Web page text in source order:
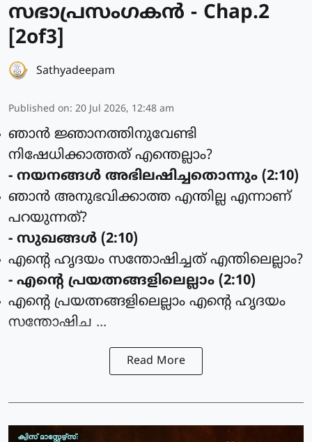
സഭാപ്രസംഗകൻ - Chap.2
[2of3]
Sathyadeepam
Published on: 20 Jul 2026, 12:48 am
ഞാന്‍ ജ്ഞാനത്തിനുവേണ്ടി
നിഷേധിക്കാത്തത് എന്തെല്ലാം?
- നയനങ്ങള്‍ അഭിലഷിച്ചതൊന്നും (2:10)
ഞാന്‍ അനുഭവിക്കാത്ത എന്തില്ല എന്നാണ്
പറയുന്നത്?
- സുഖങ്ങള്‍ (2:10)
എന്റെ ഹൃദയം സന്തോഷിച്ചത് എന്തിലെല്ലാം?
- എന്റെ പ്രയത്നങ്ങളിലെല്ലാം (2:10)
എന്റെ പ്രയത്നങ്ങളിലെല്ലാം എന്റെ ഹൃദയം
സന്തോഷിച ...
Read More